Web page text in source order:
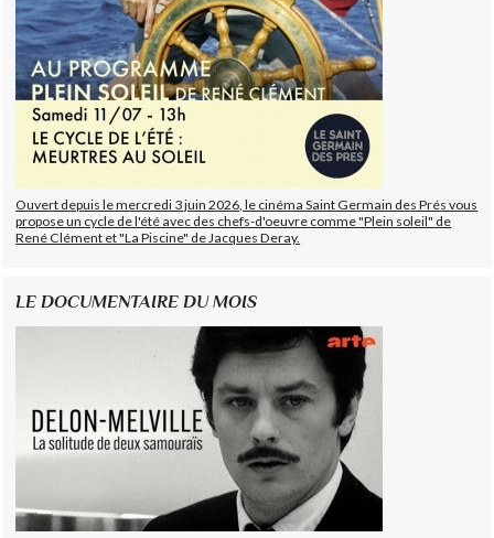
Ouvert depuis le mercredi 3 juin 2026, le cinéma Saint Germain des Prés vous
propose un cycle de l'été avec des chefs-d'oeuvre comme "Plein soleil" de
René Clément et "La Piscine" de Jacques Deray.
LE DOCUMENTAIRE DU MOIS